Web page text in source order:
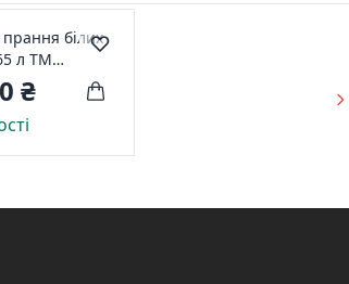
прання білих
л ТМ
₴